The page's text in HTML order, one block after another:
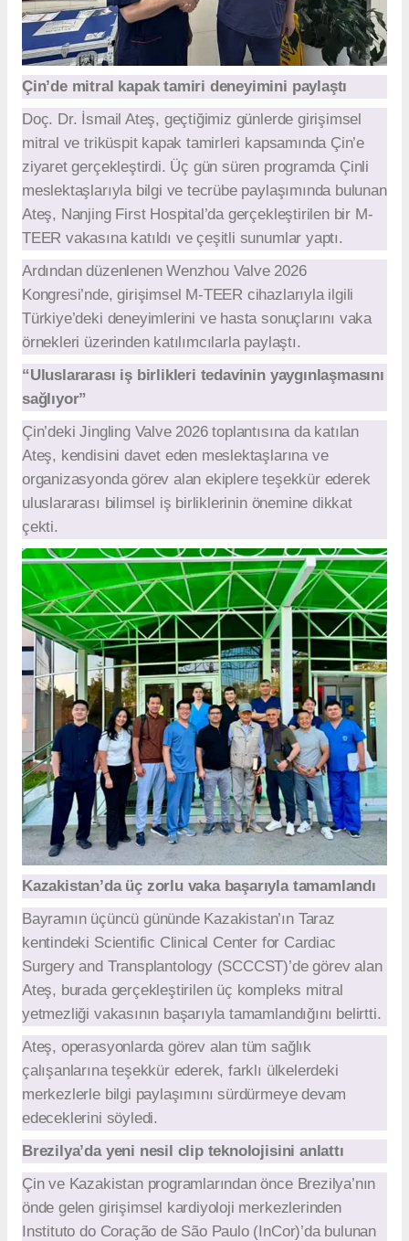
Çin’de mitral kapak tamiri deneyimini paylaştı
Doç. Dr. İsmail Ateş, geçtiğimiz günlerde girişimsel
mitral ve triküspit kapak tamirleri kapsamında Çin’e
ziyaret gerçekleştirdi. Üç gün süren programda Çinli
meslektaşlarıyla bilgi ve tecrübe paylaşımında bulunan
Ateş, Nanjing First Hospital’da gerçekleştirilen bir M-
TEER vakasına katıldı ve çeşitli sunumlar yaptı.
Ardından düzenlenen Wenzhou Valve 2026
Kongresi’nde, girişimsel M-TEER cihazlarıyla ilgili
Türkiye’deki deneyimlerini ve hasta sonuçlarını vaka
örnekleri üzerinden katılımcılarla paylaştı.
“Uluslararası iş birlikleri tedavinin yaygınlaşmasını
sağlıyor”
Çin’deki Jingling Valve 2026 toplantısına da katılan
Ateş, kendisini davet eden meslektaşlarına ve
organizasyonda görev alan ekiplere teşekkür ederek
uluslararası bilimsel iş birliklerinin önemine dikkat
çekti.
Kazakistan’da üç zorlu vaka başarıyla tamamlandı
Bayramın üçüncü gününde Kazakistan’ın Taraz
kentindeki Scientific Clinical Center for Cardiac
Surgery and Transplantology (SCCCST)’de görev alan
Ateş, burada gerçekleştirilen üç kompleks mitral
yetmezliği vakasının başarıyla tamamlandığını belirtti.
Ateş, operasyonlarda görev alan tüm sağlık
çalışanlarına teşekkür ederek, farklı ülkelerdeki
merkezlerle bilgi paylaşımını sürdürmeye devam
edeceklerini söyledi.
Brezilya’da yeni nesil clip teknolojisini anlattı
Çin ve Kazakistan programlarından önce Brezilya’nın
önde gelen girişimsel kardiyoloji merkezlerinden
Instituto do Coração de São Paulo (InCor)’da bulunan